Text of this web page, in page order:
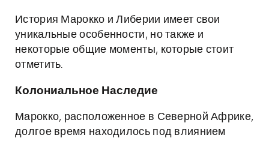
История Марокко и Либерии имеет свои
уникальные особенности, но также и
некоторые общие моменты, которые стоит
отметить.
Колониальное Наследие
Марокко, расположенное в Северной Африке,
долгое время находилось под влиянием